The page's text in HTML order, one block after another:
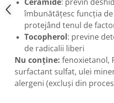
Menopauza
Meteorism
Migrene
Obezitate
Parazitoză digestivă
Pediatrie
îmbunătățesc funcția
protejând tenul de
Tocopherol: previne
de radicalii liberi
Nu conține: fenoxietanol,
surfactant sulfat, ulei
alergeni (excluși din